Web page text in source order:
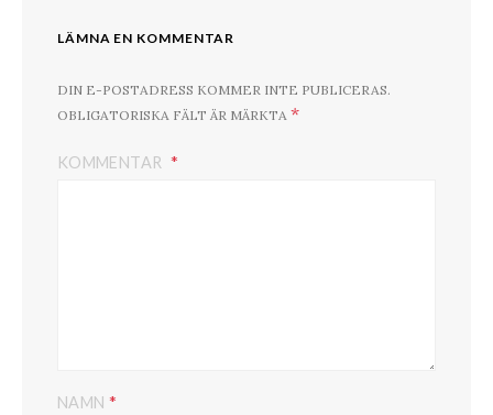
LÄMNA EN KOMMENTAR
DIN E-POSTADRESS KOMMER INTE PUBLICERAS.
OBLIGATORISKA FÄLT ÄR MÄRKTA *
KOMMENTAR
NAMN *